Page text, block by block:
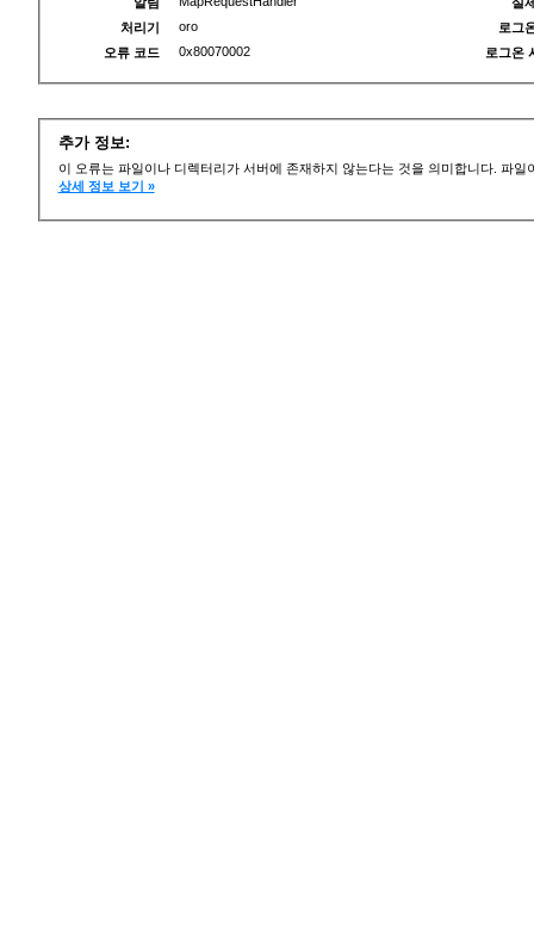
처리기
oro
오류 코드
0x80070002
로그
로그온
추가 정보:
이 오류는 파일이나 디렉터리가 서버에 존재하지 않는다는 것을 의미합니다. 파
상세 정보 보기 »